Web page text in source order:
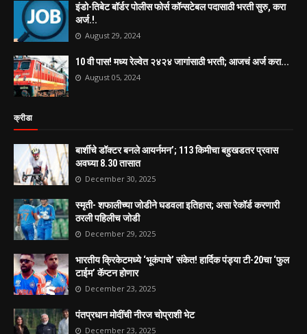
इंडो-तिबेट बॉर्डर पोलीस फोर्स कॉन्सटेबल पदासाठी भरती सुरु, करा
अर्ज.!.
August 29, 2024
10 वी पास! मध्य रेल्वेत २४२४ जागांसाठी भरती; आजचं अर्ज करा...
August 05, 2024
क्रीडा
बार्शीचे डॉक्टर बनले आयर्नमन’; 113 किमीचा बहुखडतर प्रवास
अवघ्या 8.30 तासात
December 30, 2025
स्मृती- शफालीच्या जोडीने घडवला इतिहास; असा रेकॉर्ड करणारी
ठरली पहिलीच जोडी
December 29, 2025
भारतीय क्रिकेटमध्ये ‘भूकंपाचे’ संकेत! हार्दिक पंड्या टी-20चा ‘फुल
टाईम’ कॅप्टन होणार
December 23, 2025
पंतप्रधान मोदींची नीरज चोप्राशी भेट
December 23, 2025